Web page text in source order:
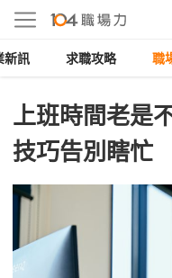
新訊 求職攻略 職
上班時間老是
技巧告別瞎忙